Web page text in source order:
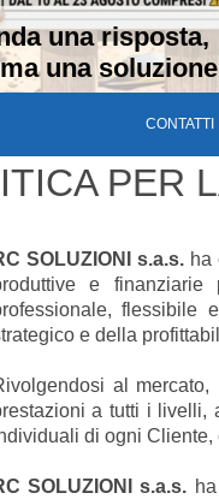
una risposta,
una
CONTATTI
PER
SOLUZIONI s.a.s. ha
e
flessibile
e della
al mercato,
a tutti i livelli,
di ogni Cliente,
SOLUZIONI s.a.s.